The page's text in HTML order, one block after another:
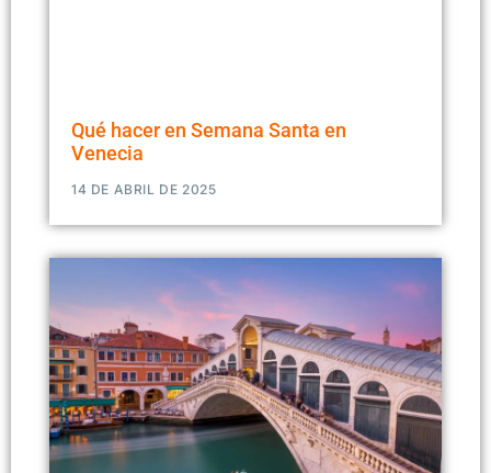
Qué hacer en Semana Santa en
Venecia
14 DE ABRIL DE 2025